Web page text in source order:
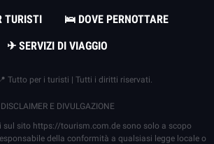
TURISTI
🛌 DOVE PERNOTTARE
✈ SERVIZI DI VIAGGIO
Tutto per i turisti | Tutti i diritti riservati.
DISCLAIMER E DIVULGAZIONE
sul sito https://tourism.com.desono solo a scopo
della conformità a qualsiasi legge locale o